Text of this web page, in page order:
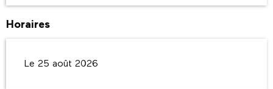
Horaires
Le 25 août 2026